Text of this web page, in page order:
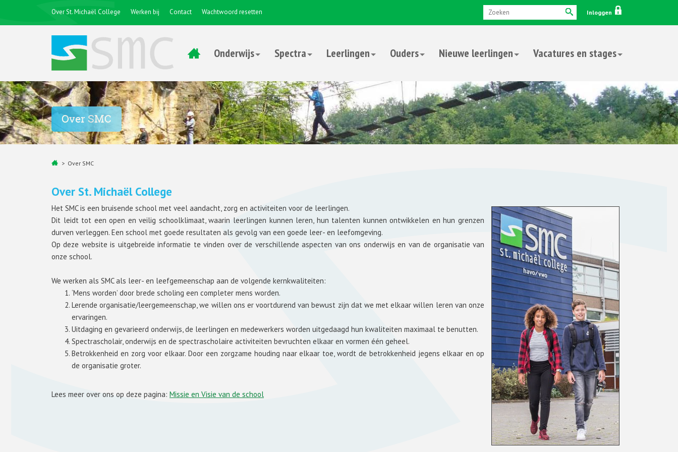
Over St. Michaël College Werken bij Contact Wachtwoord resetten Inloggen
Onderwijs Spectra Leerlingen Ouders Nieuwe leerlingen Vacatures en stages
Over SMC
Over SMC
Over St. Michaël College
Het SMC is een bruisende school met veel aandacht, zorg en activiteiten voor de leerlingen.
Dit leidt tot een open en veilig schoolklimaat, waarin leerlingen kunnen leren, hun talenten kunnen ontwikkelen en hun grenzen
durven verleggen. Een school met goede resultaten als gevolg van een goede leer- en leefomgeving.
Op deze website is uitgebreide informatie te vinden over de verschillende aspecten van ons onderwijs en van de organisatie van
onze school.
We werken als SMC als leer- en leefgemeenschap aan de volgende kernkwaliteiten:
‘Mens worden’ door brede scholing een completer mens worden.
Lerende organisatie/leergemeenschap, we willen ons er voortdurend van bewust zijn dat we met elkaar willen leren van onze
ervaringen.
Uitdaging en gevarieerd onderwijs, de leerlingen en medewerkers worden uitgedaagd hun kwaliteiten maximaal te benutten.
Spectrascholair, onderwijs en de spectrascholaire activiteiten bevruchten elkaar en vormen één geheel.
Betrokkenheid en zorg voor elkaar. Door een zorgzame houding naar elkaar toe, wordt de betrokkenheid jegens elkaar en op
de organisatie groter.
Lees meer over ons op deze pagina: Missie en Visie van de school